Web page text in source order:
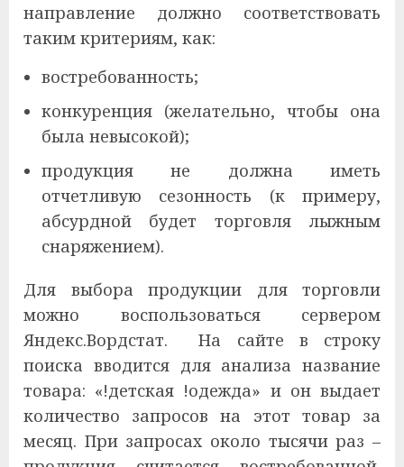
направление должно соответствовать
таким критериям, как:
востребованность;
конкуренция (желательно, чтобы она
была невысокой);
продукция не должна иметь
отчетливую сезонность (к примеру,
абсурдной будет торговля лыжным
снаряжением).
Для выбора продукции для торговли
можно воспользоваться сервером
Яндекс.Вордстат. На сайте в строку
поиска вводится для анализа название
товара: «!детская !одежда» и он выдает
количество запросов на этот товар за
месяц. При запросах около тысячи раз –